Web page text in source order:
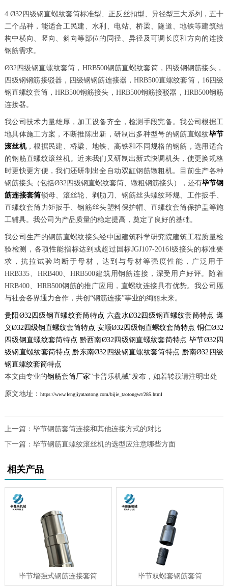
4.Ø32四级钢直螺纹套筒标准型、正反丝扣型、异径型三大系列，五十
二个品种，能适合工民建、水利、电站、桥梁、隧道、地铁等建筑结
构中横向、竖向、斜向等部位的同径、异径及可调长度和方向的连接
钢筋需求。
Ø32四级钢直螺纹套筒，HRB500钢筋直螺纹套筒，四级钢钢筋接头，
四级钢钢筋接驳器，四级钢钢筋连接器，HRB500直螺纹套筒，16四级
钢直螺纹套筒，HRB500钢筋接头，HRB500钢筋接驳器，HRB500钢筋
连接器。
我公司技术力量雄厚，加工设备齐全，检测手段完备。我公司根据工
地具体施工方案，不断推陈出新，研制出多种型号的钢筋直螺纹毕节
滚丝机，根据民建、桥梁、地铁、高铁和不同规格的钢筋，选用适合
的钢筋直螺纹滚丝机。近来我们又研制出新式快调机头，使更换规格
时更快更方便，我们还研制出全自动双缸钢筋镦粗机。目前生产各种
钢筋接头（包括Ø32四级钢直螺纹套筒、镦粗钢筋接头），还有毕节钢
筋连接套筒锁母、滚丝轮、剥肋刀、钢筋丝头螺纹环规、工作扳手、
直螺纹套筒力矩扳手、钢筋丝头塑料保护帽、直螺纹套筒保护盖等施
工辅具。我公司为产品质量的稳定提高，奠定了良好的基础。
我公司生产的钢筋直螺纹接头经中国建筑科学研究院建筑工程质量检
验检测，各项性能指标达到或超过国标JGJ107-2016Ⅰ级接头的标准要
求，抗拉试验均断于母材，达到与母材等强度性能，广泛用于
HRB335、HRB400、HRB500建筑用钢筋连接，深受用户好评。随着
HRB400、HRB500钢筋的推广应用，直螺纹连接具有优势。我公司愿
与社会各界通力合作，共创“钢筋连接”事业的绚丽未来。
贵阳Ø32四级钢直螺纹套筒特点 六盘水Ø32四级钢直螺纹套筒特点 遵
义Ø32四级钢直螺纹套筒特点 安顺Ø32四级钢直螺纹套筒特点 铜仁Ø32
四级钢直螺纹套筒特点 黔西南Ø32四级钢直螺纹套筒特点 毕节Ø32四
级钢直螺纹套筒特点 黔东南Ø32四级钢直螺纹套筒特点 黔南Ø32四级
钢直螺纹套筒特点
本文由专业的钢筋套筒厂家"卡普乐机械"发布，如若转载请注明出处
原文地址： https://www.lengjiyataotong.com/bijie_taotongwt/285.html
上一篇： 毕节钢筋套筒连接和其他连接方式的对比
下一篇： 毕节钢筋直螺纹滚丝机的选型应注意哪些方面
相关产品
毕节增强式钢筋连接套筒 毕节双螺套钢筋套筒